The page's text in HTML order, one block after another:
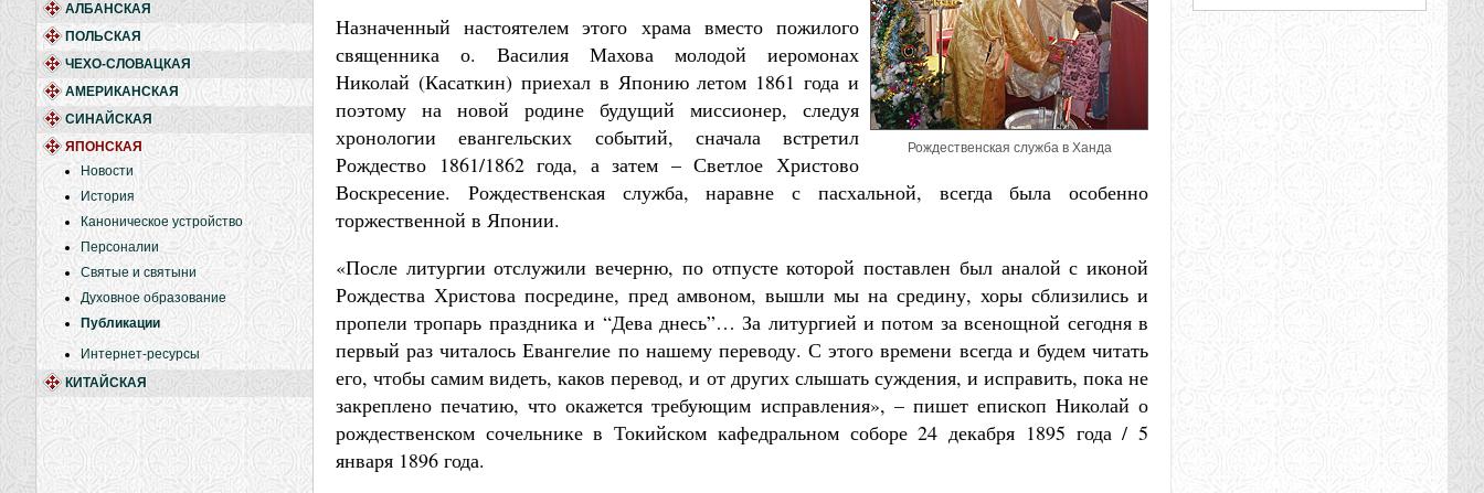
АЛБАНСКАЯ
ПОЛЬСКАЯ
ЧЕХО-СЛОВАЦКАЯ
АМЕРИКАНСКАЯ
СИНАЙСКАЯ
ЯПОНСКАЯ
Новости
История
Каноническое устройство
Персоналии
Святые и святыни
Духовное образование
Публикации
Интернет-ресурсы
КИТАЙСКАЯ
Рождественская служба в Ханда
Назначенный настоятелем этого храма вместо пожилого
священника о. Василия Махова молодой иеромонах
Николай (Касаткин) приехал в Японию летом 1861 года и
поэтому на новой родине будущий миссионер, следуя
хронологии евангельских событий, сначала встретил
Рождество 1861/1862 года, а затем – Светлое Христово
Воскресение. Рождественская служба, наравне с пасхальной, всегда была особенно
торжественной в Японии.
«После литургии отслужили вечерню, по отпусте которой поставлен был аналой с иконой
Рождества Христова посредине, пред амвоном, вышли мы на средину, хоры сблизились и
пропели тропарь праздника и “Дева днесь”… За литургией и потом за всенощной сегодня в
первый раз читалось Евангелие по нашему переводу. С этого времени всегда и будем читать
его, чтобы самим видеть, каков перевод, и от других слышать суждения, и исправить, пока не
закреплено печатию, что окажется требующим исправления», – пишет епископ Николай о
рождественском сочельнике в Токийском кафедральном соборе 24 декабря 1895 года / 5
января 1896 года.